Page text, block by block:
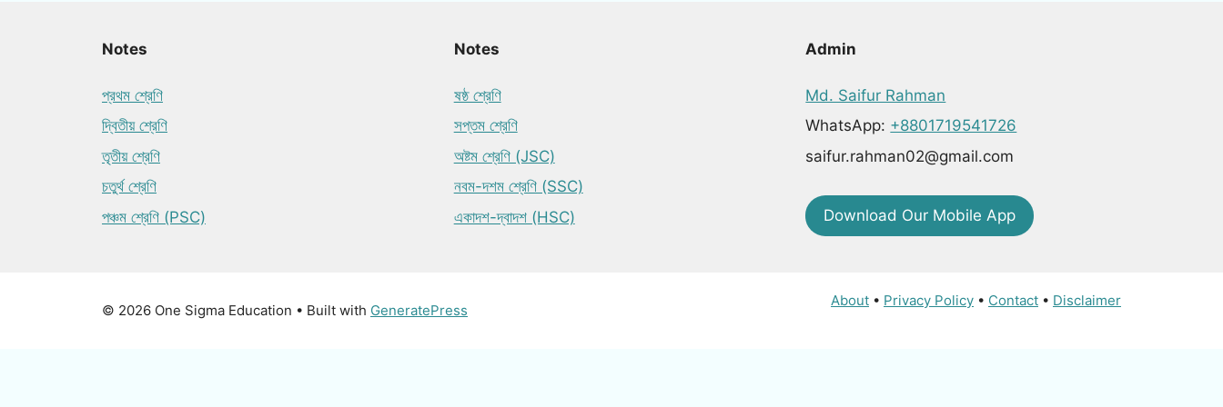
Notes
প্রথম শ্রেণি
দ্বিতীয় শ্রেণি
তৃতীয় শ্রেণি
চতুর্থ শ্রেণি
পঞ্চম শ্রেণি (PSC)
Notes
ষষ্ঠ শ্রেণি
সপ্তম শ্রেণি
অষ্টম শ্রেণি (JSC)
নবম-দশম শ্রেণি (SSC)
একাদশ-দ্বাদশ (HSC)
Admin
Md. Saifur Rahman
WhatsApp: +8801719541726
saifur.rahman02@gmail.com
Download Our Mobile App
About • Privacy Policy • Contact • Disclaimer
© 2026 One Sigma Education • Built with GeneratePress